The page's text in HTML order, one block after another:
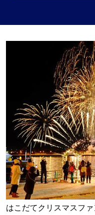
はこだてクリスマスフ